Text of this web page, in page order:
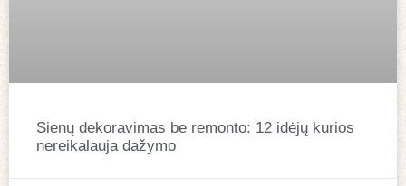
Sienų dekoravimas be remonto: 12 idėjų kurios
nereikalauja dažymo